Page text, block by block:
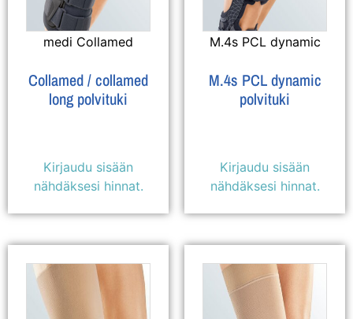
medi Collamed
Collamed / collamed
long polvituki
Kirjaudu sisään
nähdäksesi hinnat.
M.4s PCL dynamic
M.4s PCL dynamic
polvituki
Kirjaudu sisään
nähdäksesi hinnat.